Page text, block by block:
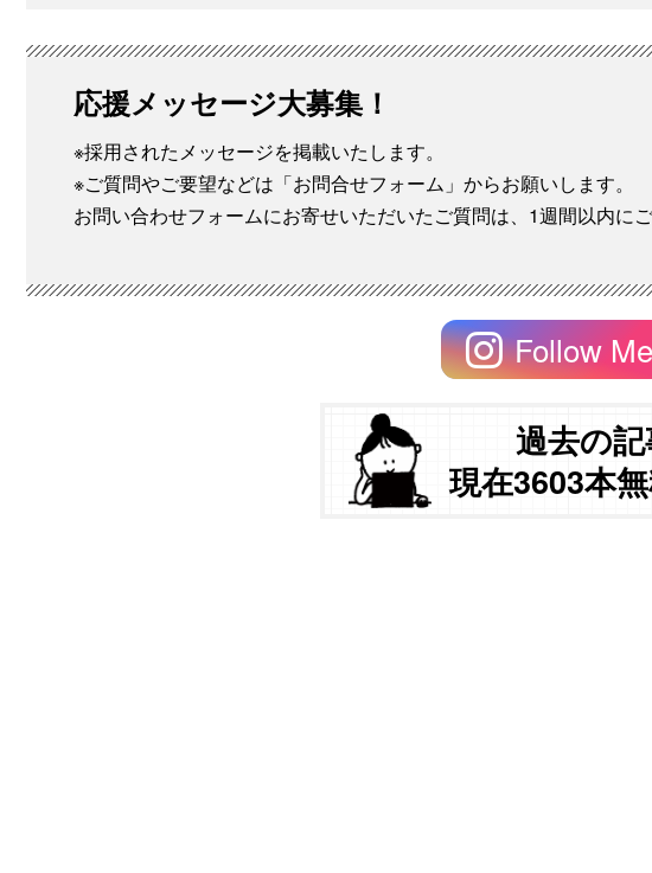
応援メッセージ大募集！
※採用されたメッセージを掲載いたします。
※ご質問やご要望などは「お問合せフォーム」からお願いします。
お問い合わせフォームにお寄せいただいたご質問は、1週間以内に
Follow Me
過去の
現在3603本